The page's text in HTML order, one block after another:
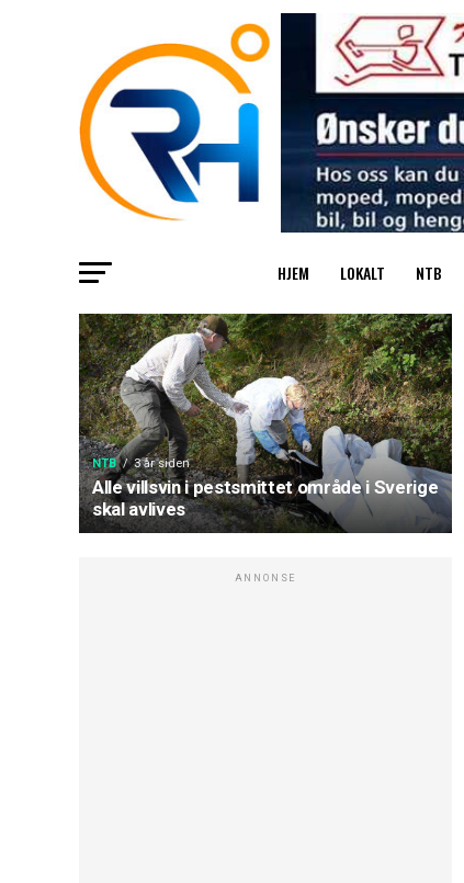
HJEM LOKALT NTB
NTB 3 år siden
Alle villsvin i pestsmittet område i Sverige
skal avlives
ANNONSE